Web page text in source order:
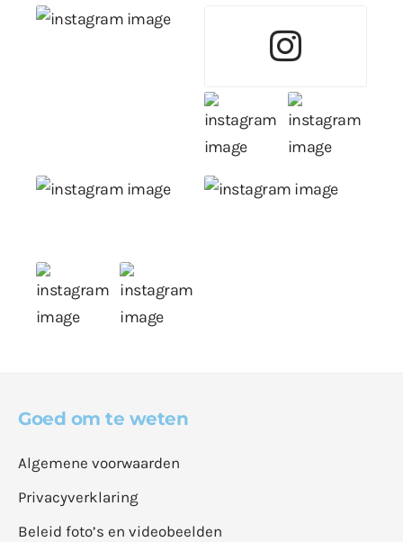
Goed om te weten
Algemene voorwaarden
Privacyverklaring
Beleid foto’s en videobeelden